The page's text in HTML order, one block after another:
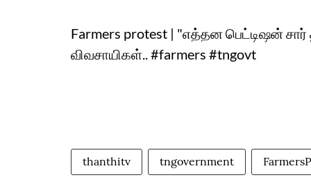
Farmers protest | "எத்தன பெட்டிஷன் சார்
விவசாயிகள்.. #farmers #tngovt
thanthitv tngovernment